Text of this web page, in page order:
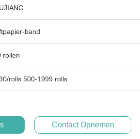
band
rollen
rolls 500-1999 rolls
Contact Opnemen